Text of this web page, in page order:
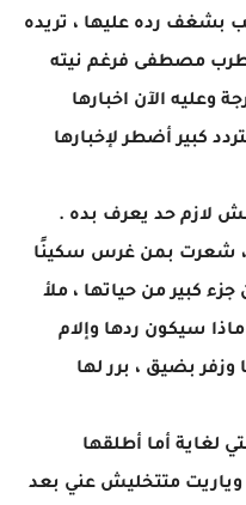
بشغف رده عليها ، تريده
مصطفى فرغم نيته
وعليه الآن اخبارها
كبير أضطر لإخبارها
لازم حد يعرف بده .
، شعرت بمن غرس سكينًا
كبير من حياتها ، ملأ
سيكون ردها وإلام
بضيق ، برر لها
لغاية أما أطلقها
وياريت متتخليش عني بعد